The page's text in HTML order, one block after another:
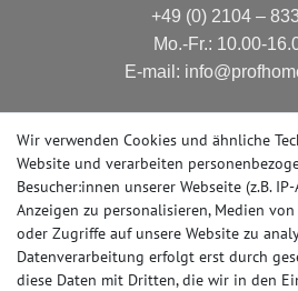
+49 (0) 2104 –
Mo.-Fr.: 10.00-
E-mail:
SOCIAL
Wir verwenden Cookies und ähnliche
Website und verarbeiten
Besucher:innen unserer Webseite (z.B.
Anzeigen zu personalisieren, Medien
oder Zugriffe auf unsere Website zu
Datenverarbeitung erfolgt erst durch
diese Daten mit Dritten, die wir in den